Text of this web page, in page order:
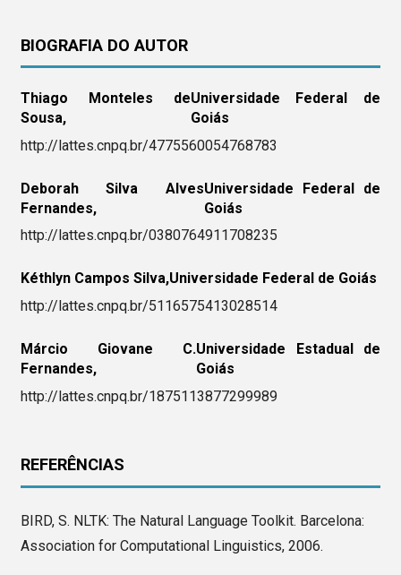
BIOGRAFIA DO AUTOR
Thiago Monteles de
Sousa,
Universidade Federal de
Goiás
http://lattes.cnpq.br/4775560054768783
Deborah Silva Alves
Fernandes,
Universidade Federal de
Goiás
http://lattes.cnpq.br/0380764911708235
Kéthlyn Campos Silva,Universidade Federal de Goiás
http://lattes.cnpq.br/5116575413028514
Márcio Giovane C.
Fernandes,
Universidade Estadual de
Goiás
http://lattes.cnpq.br/1875113877299989
REFERÊNCIAS
BIRD, S. NLTK: The Natural Language Toolkit. Barcelona:
Association for Computational Linguistics, 2006.